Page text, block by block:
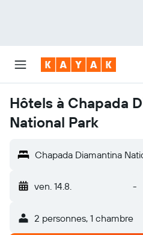
Hôtels à Chapada
National Park
Chapada Diamantina
ven. 14.8. -
2 personnes, 1 chambre